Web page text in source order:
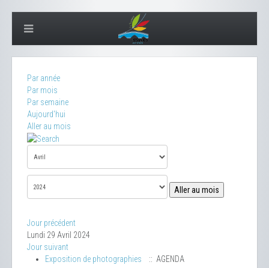
Par année
Par mois
Par semaine
Aujourd'hui
Aller au mois
Aller au mois
Jour précédent
Lundi 29 Avril 2024
Jour suivant
Exposition de photographies
:: AGENDA